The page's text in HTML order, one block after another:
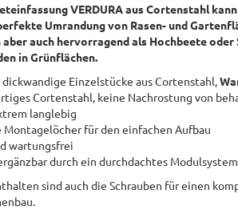
VERDURA aus Cortenstahl
Umrandung von Rasen- und
aber auch hervorragend als Hochbeete oder
in Grünflächen.
dickwandige Einzelstücke aus Cortenstahl,
Cortenstahl, keine Nachrostung von
langlebig
für den einfachen Aufbau
wartungsfrei
durch ein durchdachtes Modulsystem
sind auch die Schrauben für einen